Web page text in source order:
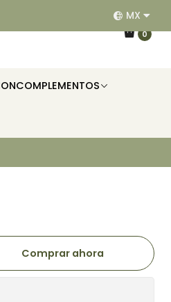
0
COMPLEMENTOS
HOTELES, OFICINAS E
MX
Comprar ahora